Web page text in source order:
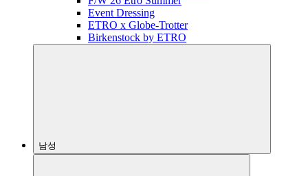
Event Dressing
ETRO x Globe-Trotter
Birkenstock by ETRO
남성